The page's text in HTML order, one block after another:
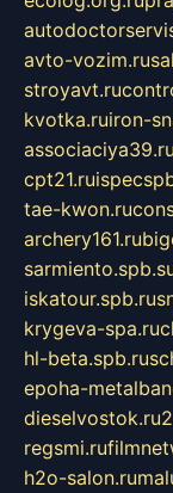
avto-vozim.ru
stroyavt.ru
kvotka.ruiron-
associaciya39.ru
cpt21.ru
tae-kwon.ru
archery161.ru
iskatour.spb.ru
krygeva-spa.ru
hl-beta.spb.ru
epoha-
dieselvostok.ru
regsmi.ru
h2o-salon.ru